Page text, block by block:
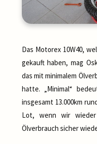
Das Motorex 10W40,
gekauft haben, mag
das mit minimalem
hatte. „Minimal“
insgesamt 13.000km
Lot, wenn wir
Ölverbrauch sicher